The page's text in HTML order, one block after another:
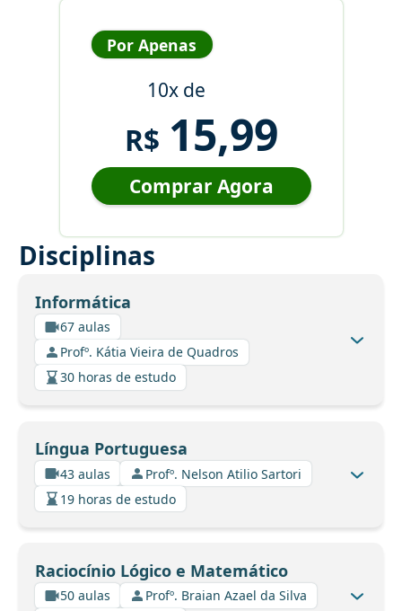
Por Apenas
10x de
R$ 15,99
Comprar Agora
Disciplinas
Informática
67 aulas
Profº. Kátia Vieira de Quadros
30 horas de estudo
Língua Portuguesa
43 aulas
Profº. Nelson Atilio Sartori
19 horas de estudo
Raciocínio Lógico e Matemático
50 aulas
Profº. Braian Azael da Silva